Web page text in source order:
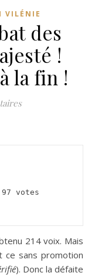
VILÉNIE
des
!
la fin !
sans promotion
). Donc la défaite